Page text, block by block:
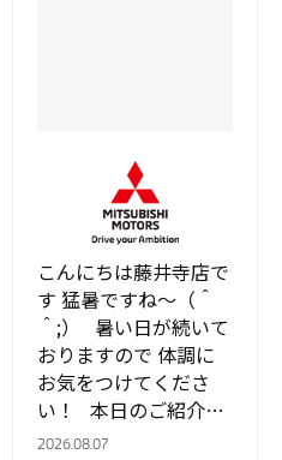
～オススメ中古車情報
こんにちは藤井寺店で
す 猛暑ですね～（＾
＾;） 暑い日が続いて
おりますので 体調に
お気をつけてくださ
い！ 本日のご紹介中
古車は 夏のキャンプ
2026.08.07